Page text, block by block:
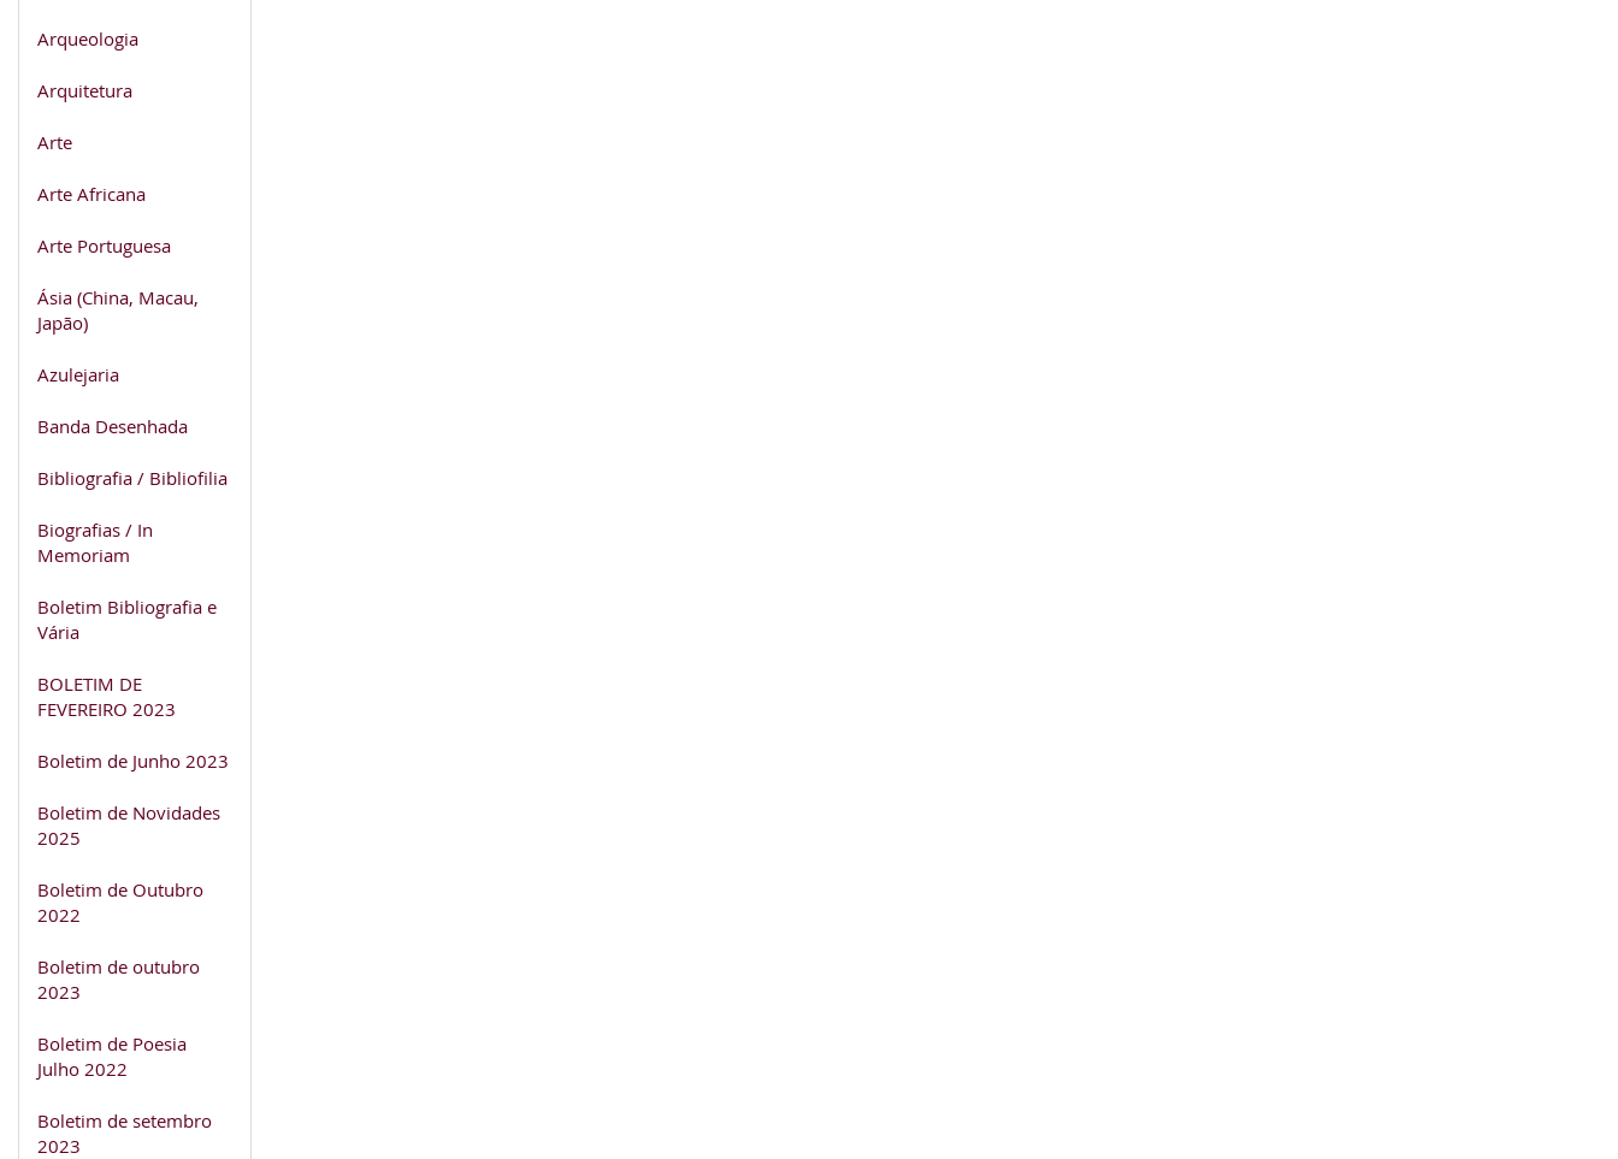
Arqueologia
Arquitetura
Arte
Arte Africana
Arte Portuguesa
Ásia (China, Macau,
Japão)
Azulejaria
Banda Desenhada
Bibliografia / Bibliofilia
Biografias / In
Memoriam
Boletim Bibliografia e
Vária
BOLETIM DE
FEVEREIRO 2023
Boletim de Junho 2023
Boletim de Novidades
2025
Boletim de Outubro
2022
Boletim de outubro
2023
Boletim de Poesia
Julho 2022
Boletim de setembro
2023